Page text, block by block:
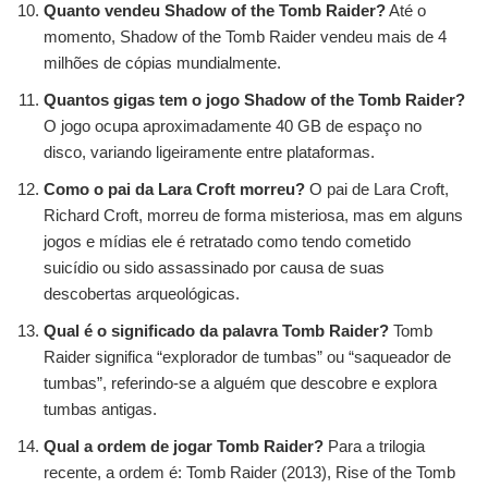
Quanto vendeu Shadow of the Tomb Raider?Até o
momento, Shadow of the Tomb Raider vendeu mais de 4
milhões de cópias mundialmente.
Quantos gigas tem o jogo Shadow of the Tomb Raider?
O jogo ocupa aproximadamente 40 GB de espaço no
disco, variando ligeiramente entre plataformas.
Como o pai da Lara Croft morreu? O pai de Lara Croft,
Richard Croft, morreu de forma misteriosa, mas em alguns
jogos e mídias ele é retratado como tendo cometido
suicídio ou sido assassinado por causa de suas
descobertas arqueológicas.
Qual é o significado da palavra Tomb Raider? Tomb
Raider significa “explorador de tumbas” ou “saqueador de
tumbas”, referindo-se a alguém que descobre e explora
tumbas antigas.
Qual a ordem de jogar Tomb Raider? Para a trilogia
recente, a ordem é: Tomb Raider (2013), Rise of the Tomb